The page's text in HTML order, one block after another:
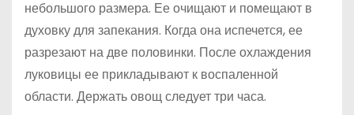
небольшого размера. Ее очищают и помещают в
духовку для запекания. Когда она испечется, ее
разрезают на две половинки. После охлаждения
луковицы ее прикладывают к воспаленной
области. Держать овощ следует три часа.